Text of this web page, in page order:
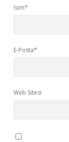
İsim*
E-Posta*
Web Sitesi